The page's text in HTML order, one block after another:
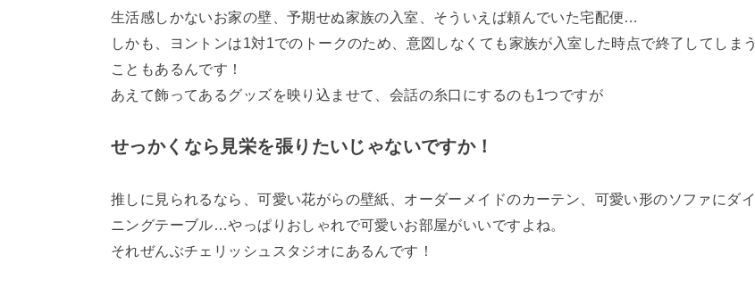
生活感しかないお家の壁、予期せぬ家族の入室、そういえば頼んでいた宅配便…
しかも、ヨントンは1対1でのトークのため、意図しなくても家族が入室した時点で終了してしまう
こともあるんです！
あえて飾ってあるグッズを映り込ませて、会話の糸口にするのも1つですが
せっかくなら見栄を張りたいじゃないですか！
推しに見られるなら、可愛い花がらの壁紙、オーダーメイドのカーテン、可愛い形のソファにダイ
ニングテーブル…やっぱりおしゃれで可愛いお部屋がいいですよね。
それぜんぶチェリッシュスタジオにあるんです！